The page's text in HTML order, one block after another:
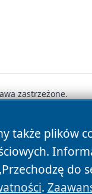
także
do
.
zastrzeżone.
Cookies